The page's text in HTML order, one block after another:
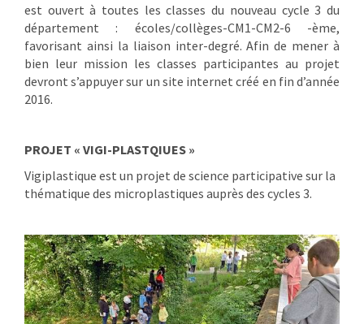
est ouvert à toutes les classes du nouveau cycle 3 du
département : écoles/collèges-CM1-CM2-6 -ème,
favorisant ainsi la liaison inter-degré. Afin de mener à
bien leur mission les classes participantes au projet
devront s’appuyer sur un site internet créé en fin d’année
2016.
PROJET « VIGI-PLASTQIUES »
Vigiplastique est un projet de science participative sur la
thématique des microplastiques auprès des cycles 3.